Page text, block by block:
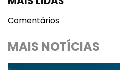
Comentários
MAIS NOTÍCIAS